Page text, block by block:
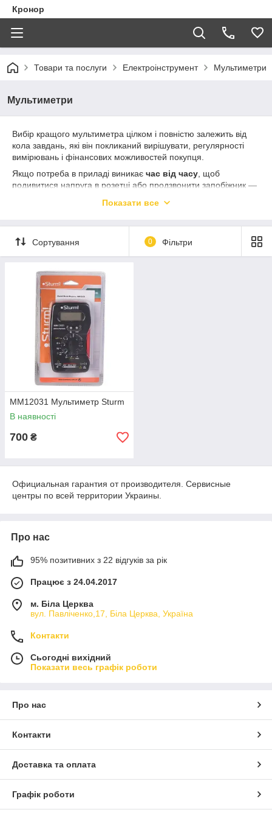
Кронор
Товари та послуги Електроінструмент Мультиметри
Мультиметри
Вибір кращого мультиметра цілком і повністю залежить від
кола завдань, які він покликаний вирішувати, регулярності
вимірювань і фінансових можливостей покупця.
Якщо потреба в приладі виникає час від часу , щоб
подивитися напруга в розетці або продзвонити запобіжник —
експлуатації буде комбінований прилад з розширеним
функціоналом.
Показати все
Сортування 0 Фільтри
MM12031 Мультиметр Sturm
В наявності
700 ₴
Официальная гарантия от производителя. Сервисные
центры по всей территории Украины.
Про нас
95% позитивних з 22 відгуків за рік
Працює з 24.04.2017
м. Біла Церква
вул. Павліченко,17, Біла Церква, Україна
Контакти
Сьогодні вихідний
Показати весь графік роботи
Про нас
Контакти
Доставка та оплата
Графік роботи